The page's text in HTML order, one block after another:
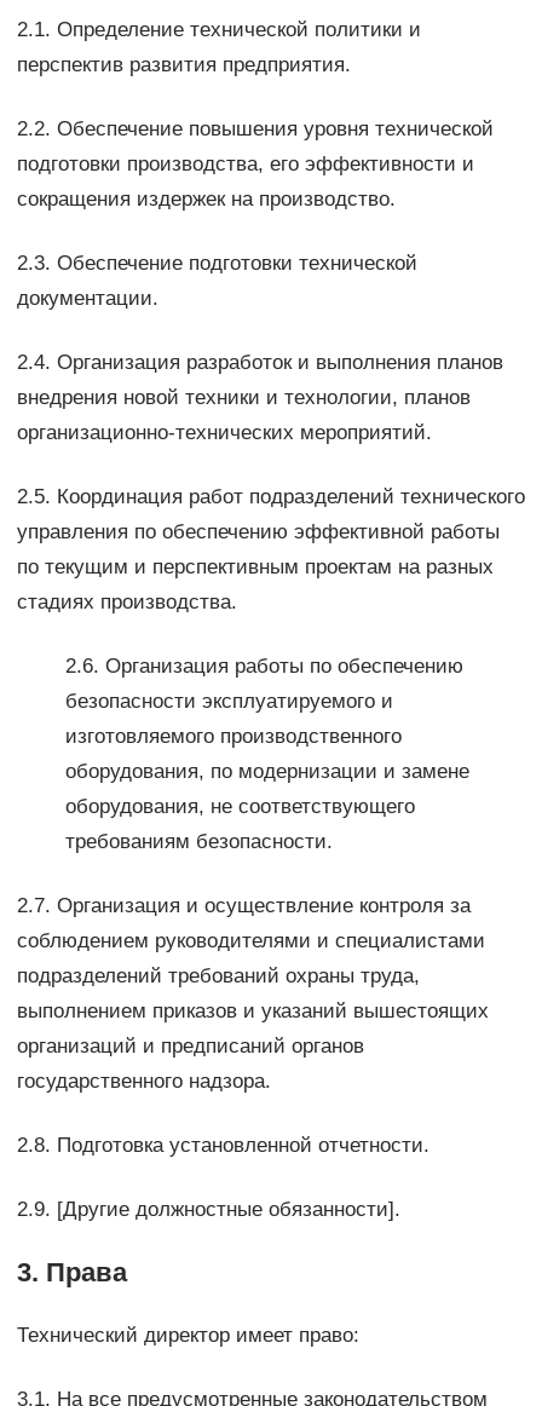
2.1. Определение технической политики и
перспектив развития предприятия.
2.2. Обеспечение повышения уровня технической
подготовки производства, его эффективности и
сокращения издержек на производство.
2.3. Обеспечение подготовки технической
документации.
2.4. Организация разработок и выполнения планов
внедрения новой техники и технологии, планов
организационно-технических мероприятий.
2.5. Координация работ подразделений технического
управления по обеспечению эффективной работы
по текущим и перспективным проектам на разных
стадиях производства.
2.6. Организация работы по обеспечению
безопасности эксплуатируемого и
изготовляемого производственного
оборудования, по модернизации и замене
оборудования, не соответствующего
требованиям безопасности.
2.7. Организация и осуществление контроля за
соблюдением руководителями и специалистами
подразделений требований охраны труда,
выполнением приказов и указаний вышестоящих
организаций и предписаний органов
государственного надзора.
2.8. Подготовка установленной отчетности.
2.9. [Другие должностные обязанности].
3. Права
Технический директор имеет право:
3.1. На все предусмотренные законодательством